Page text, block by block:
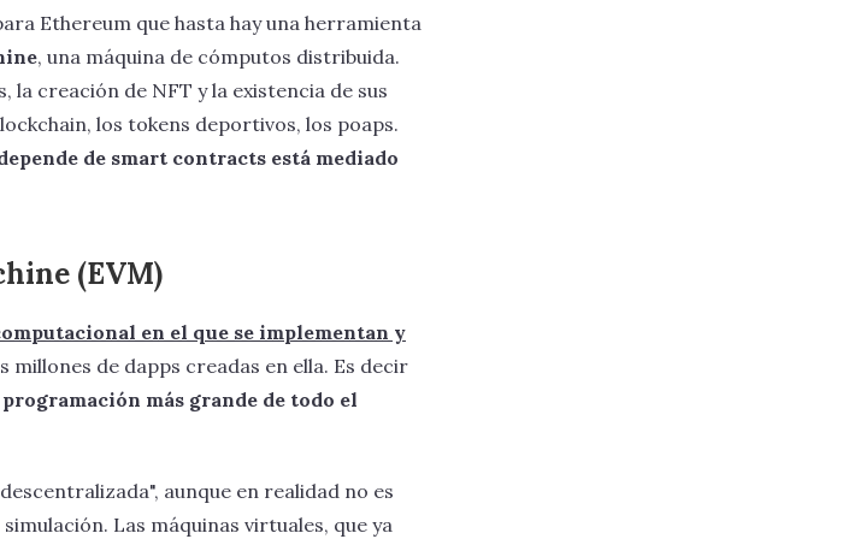
Ethereum que hasta hay una herramienta
, una máquina de cómputos distribuida.
la creación de NFT y la existencia de sus
los tokens deportivos, los poaps.
de smart contracts está mediado
(EVM)
en el que se implementan y
millones de dapps creadas en ella. Es decir
más grande de todo el
aunque en realidad no es
Las máquinas virtuales, que ya